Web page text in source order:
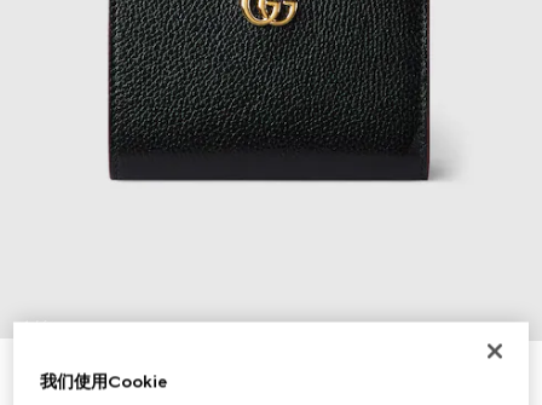
1/6
GG Marmont系列双折钱包
我们使用Cookie